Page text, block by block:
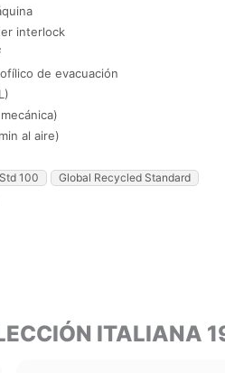
interlock
de evacuación
al aire)
100
Global Recycled Standard
ITALIANA